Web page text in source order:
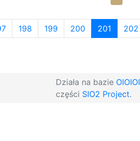
198 199 200 201 202
Działa na bazie OIOIOI
części SIO2 Project.